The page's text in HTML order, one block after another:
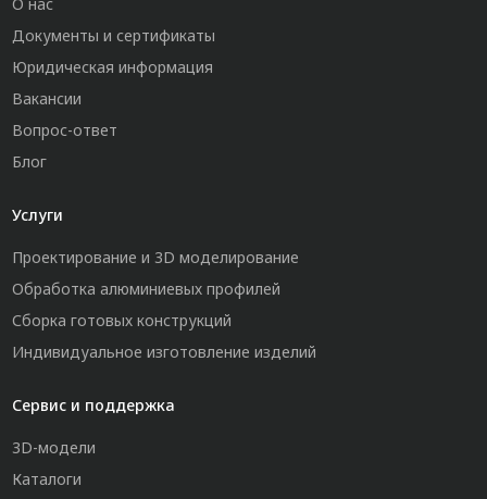
Документы и сертификаты
Юридическая информация
Вакансии
Вопрос-ответ
Блог
Услуги
Проектирование и 3D моделирование
Обработка алюминиевых профилей
Сборка готовых конструкций
Индивидуальное изготовление изделий
Сервис и поддержка
3D-модели
Каталоги